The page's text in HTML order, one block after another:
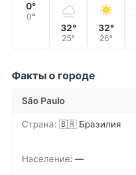
0°
0°
32°
25°
32°
26°
Факты о городе
São Paulo
Страна: 🇧🇷 Бразилия
Население: —